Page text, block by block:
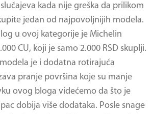
kada nije greška da prilikom
jedan od najpovoljnijih modela.
u ovoj kategorije je Michelin
CU, koji je samo 2.000 RSD skuplji.
je i dodatna rotirajuća
pranje površina koje su manje
ovog bloga videćemo da što je
dobija više dodataka. Posle snage